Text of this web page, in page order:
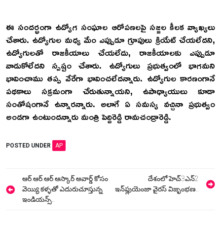
ఈ సందర్భంగా ఉద్యోగ సంఘాల ఆరోపణలపై సజ్జల కీలక వ్యాఖ్యలు
చేశారు. ఉద్యోగుల మధ్య మేం ఎప్పుడూ గ్రూపులు క్రియేట్‌ చేయలేదని,
ఉద్యోగులతో రాజకీయాలు చేయలేదు, రాజకీయాలకు ఎప్పుడూ
వాడుకోలేదని స్పష్టం చేశారు. ఉద్యోగులు ప్రభుత్వంలో భాగమని
భావించాము తప్ప వేరేగా భావించలేదన్నారు. ఉద్యోగుల కారణంగానే
పథకాలు సక్రమంగా చేరుతున్నాయని, ఉపాధ్యాయులు కూడా
సంతోషంగానే ఉన్నారన్నారు. అలాగే ఏ సమస్య వచ్చినా ప్రభుత్వం
అండగా ఉంటుందన్నారు మంత్రి పెద్దిరెడ్డి రామచంద్రారెడ్డి.
POSTED UNDER AP
Post
navigation
ఆర్.ఆర్.ఆర్ ఆస్కార్ అవార్డ్ కోసం
వెయ్యి కళ్ళతో ఎదురుచూస్తున్న
ఇండియన్స్..
దేశంలో హెచ్‌3ఎన్‌2
ఇన్‌ఫ్లుయెంజా వైరస్‌ విజృంభణ..